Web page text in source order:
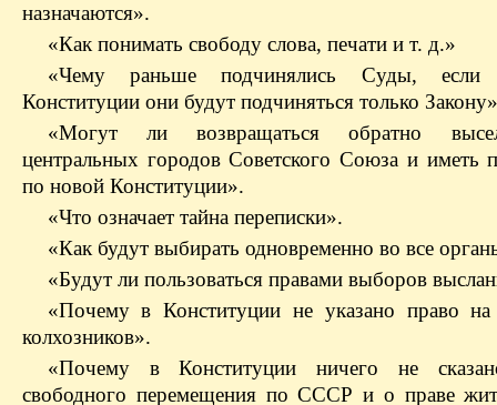
назначаются».
«Как понимать свободу слова, печати и т. д.»
«Чему раньше подчинялись Суды,
Конституции они будут подчиняться только
«Могут ли возвращаться обратно
центральных городов Советского Союза и иметь
по новой Конституции».
«Что означает тайна переписки».
«Как будут выбирать одновременно во все
«Будут ли пользоваться правами выборов
«Почему в Конституции не указано право
колхозников».
«Почему в Конституции ничего не
свободного перемещения по СССР и о праве